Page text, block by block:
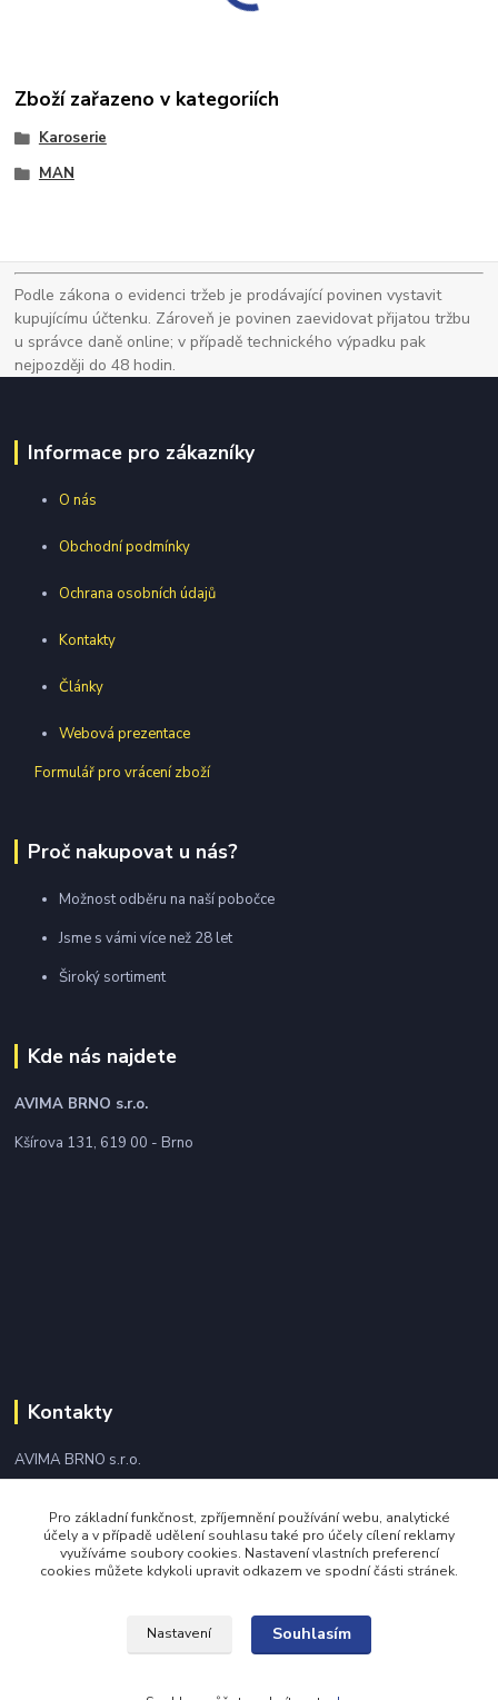
Zboží zařazeno v kategoriích
Karoserie
MAN
Podle zákona o evidenci tržeb je prodávající povinen vystavit
kupujícímu účtenku. Zároveň je povinen zaevidovat přijatou tržbu
u správce daně online; v případě technického výpadku pak
nejpozději do 48 hodin.
Informace pro zákazníky
O nás
Obchodní podmínky
Ochrana osobních údajů
Kontakty
Články
Webová prezentace
Formulář pro vrácení zboží
Proč nakupovat u nás?
Možnost odběru na naší pobočce
Jsme s vámi více než 28 let
Široký sortiment
Kde nás najdete
AVIMA BRNO s.r.o.
Kšírova 131, 619 00 - Brno
Kontakty
AVIMA BRNO s.r.o.
+420 543 249 338
avima@avima.cz
Pro základní funkčnost, zpříjemnění používání webu, analytické
účely a v případě udělení souhlasu také pro účely cílení reklamy
využíváme soubory cookies. Nastavení vlastních preferencí
cookies můžete kdykoli upravit odkazem ve spodní části stránek.
Nastavení Souhlasím